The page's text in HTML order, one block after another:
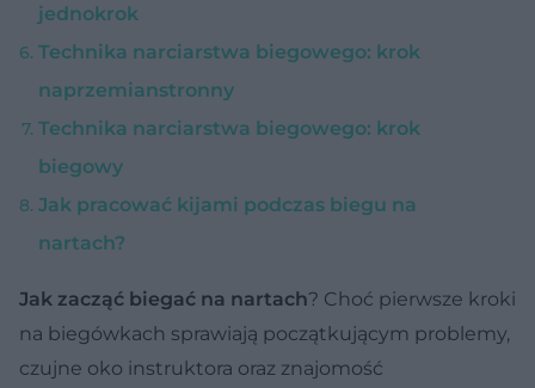
jednokrok
Technika narciarstwa biegowego: krok
naprzemianstronny
Technika narciarstwa biegowego: krok
biegowy
Jak pracować kijami podczas biegu na
nartach?
Jak zacząć biegać na nartach? Choć pierwsze kroki
na biegówkach sprawiają początkującym problemy,
czujne oko instruktora oraz znajomość